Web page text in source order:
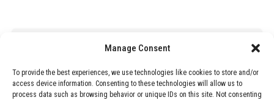
Manage Consent
To provide the best experiences, we use technologies like cookies to store and/or
access device information. Consenting to these technologies will allow us to
process data such as browsing behavior or unique IDs on this site. Not consenting